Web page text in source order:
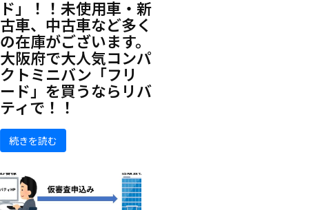
ド」！！未使用車・新
古車、中古車など多く
の在庫がございます。
大阪府で大人気コンパ
クトミニバン「フリ
ード」を買うならリバ
ティで！！
続きを読む